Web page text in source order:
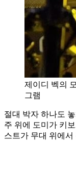
제이디 벡의
그램
절대 박자 하나도
주 위에 도미가 키
스트가 무대 위에